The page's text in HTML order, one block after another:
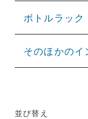
ボトルラック
そのほかの
並び替え